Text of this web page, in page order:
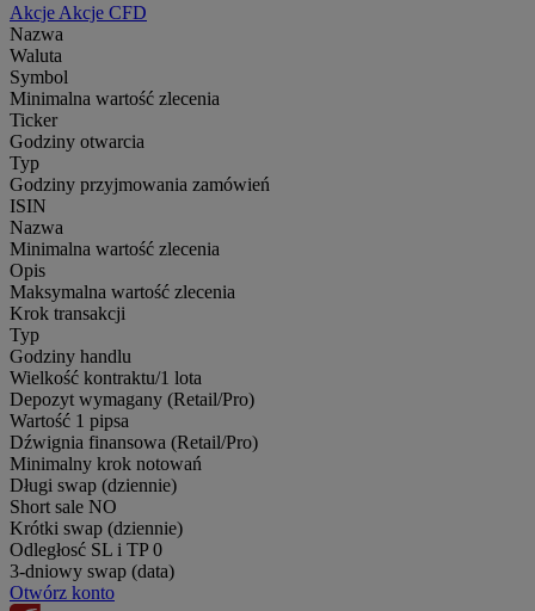
Akcje Akcje CFD
Nazwa
Waluta
Symbol
Minimalna wartość zlecenia
Ticker
Godziny otwarcia
Typ
Godziny przyjmowania zamówień
ISIN
Nazwa
Minimalna wartość zlecenia
Opis
Maksymalna wartość zlecenia
Krok transakcji
Typ
Godziny handlu
Wielkość kontraktu/1 lota
Depozyt wymagany (Retail/Pro)
Wartość 1 pipsa
Dźwignia finansowa (Retail/Pro)
Minimalny krok notowań
Długi swap (dziennie)
Short sale NO
Krótki swap (dziennie)
Odległosć SL i TP 0
3-dniowy swap (data)
Otwórz konto